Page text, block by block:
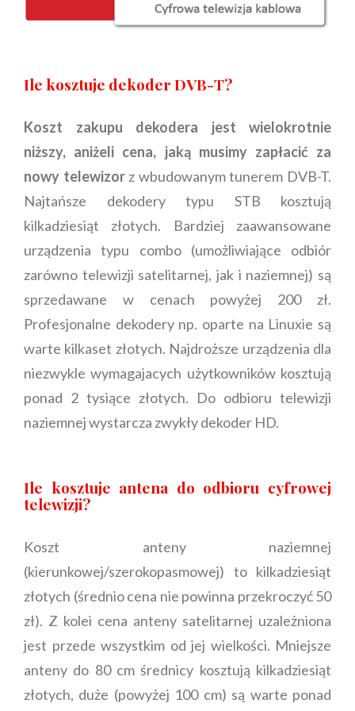
Ile kosztuje dekoder DVB-T?
Koszt zakupu dekodera jest wielokrotnie
niższy, aniżeli cena, jaką musimy zapłacić za
nowy telewizorz wbudowanym tunerem DVB-T.
Najtańsze dekodery typu STB kosztują
kilkadziesiąt złotych. Bardziej zaawansowane
urządzenia typu combo (umożliwiające odbiór
zarówno telewizji satelitarnej, jak i naziemnej) są
sprzedawane w cenach powyżej 200 zł.
Profesjonalne dekodery np. oparte na Linuxie są
warte kilkaset złotych. Najdroższe urządzenia dla
niezwykle wymagajacych użytkowników kosztują
ponad 2 tysiące złotych. Do odbioru telewizji
naziemnej wystarcza zwykły dekoder HD.
Ile kosztuje antena do odbioru cyfrowej
telewizji?
Koszt anteny naziemnej
(kierunkowej/szerokopasmowej) to kilkadziesiąt
złotych (średnio cena nie powinna przekroczyć 50
zł). Z kolei cena anteny satelitarnej uzależniona
jest przede wszystkim od jej wielkości. Mniejsze
anteny do 80 cm średnicy kosztują kilkadziesiąt
złotych, duże (powyżej 100 cm) są warte ponad